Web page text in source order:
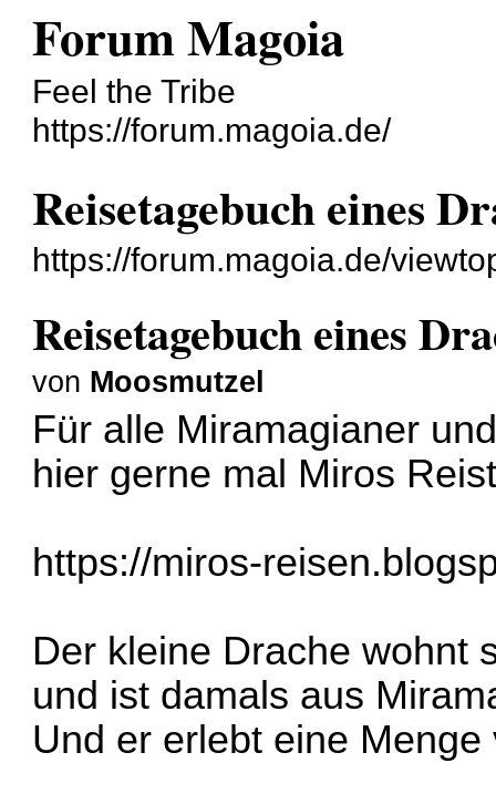
Forum Magoia
Feel the Tribe
https://forum.magoia.de/
Reisetagebuch eines
https://forum.magoia.de/
Reisetagebuch eines
von Moosmutzel
Für alle Miramagianer
hier gerne mal Miros
https://miros-
Der kleine Drache wohnt
und ist damals aus
Und er erlebt eine